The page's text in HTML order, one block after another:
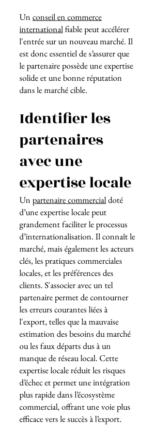
Un conseil en commerce
internationalfiable peut accélérer
l'entrée sur un nouveau marché. Il
est donc essentiel de s’assurer que
le partenaire possède une expertise
solide et une bonne réputation
dans le marché cible.
Identifier les
partenaires
avec une
expertise locale
Un partenaire commercialdoté
d’une expertise locale peut
grandement faciliter le processus
d’internationalisation. Il connaît le
marché, mais également les acteurs
clés, les pratiques commerciales
locales, et les préférences des
clients. S'associer avec un tel
partenaire permet de contourner
les erreurs courantes liées à
l'export, telles que la mauvaise
estimation des besoins du marché
ou les faux départs dus à un
manque de réseau local. Cette
expertise locale réduit les risques
d’échec et permet une intégration
plus rapide dans l’écosystème
commercial, offrant une voie plus
efficace vers le succès à l’export.